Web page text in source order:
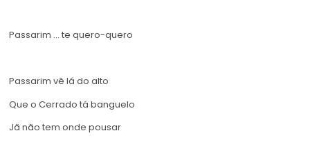
Passarim … te quero-quero
Passarim vê lá do alto
Que o Cerrado tá banguelo
Jã não tem onde pousar